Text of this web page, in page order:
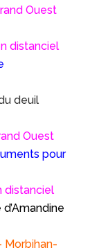
Ouest
distanciel
deuil
Ouest
pour
distanciel
Morbihan-